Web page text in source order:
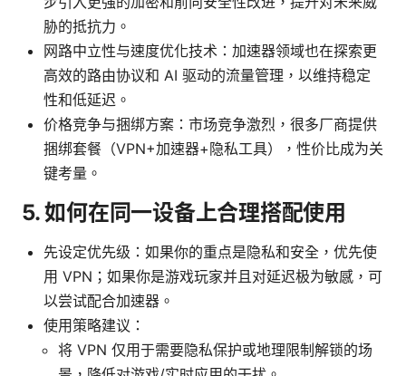
胁的抵抗力。
网路中立性与速度优化技术：加速器领域也在探索更
高效的路由协议和 AI 驱动的流量管理，以维持稳定
性和低延迟。
价格竞争与捆绑方案：市场竞争激烈，很多厂商提供
捆绑套餐（VPN+加速器+隐私工具），性价比成为关
键考量。
5. 如何在同一设备上合理搭配使用
先设定优先级：如果你的重点是隐私和安全，优先使
用 VPN；如果你是游戏玩家并且对延迟极为敏感，可
以尝试配合加速器。
使用策略建议：
将 VPN 仅用于需要隐私保护或地理限制解锁的场